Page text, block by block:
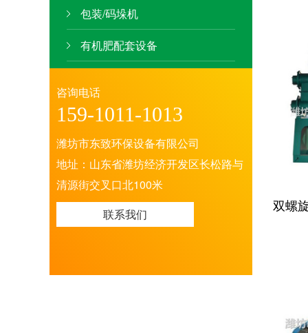
包装/码垛机
有机肥配套设备
咨询电话
159-1011-1013
潍坊市东致环保设备有限公司
地址：山东省潍坊经济开发区长松路与
清源街交叉口北100米
联系我们
双螺